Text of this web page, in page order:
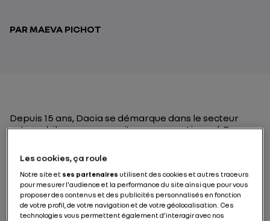
PAR MAEVA PICHOT
Depuis 15 ans, Dacia se démarque dans le secteur
automobile par son esprit peu conventionnel. Dans un
à un vaste public qui a choisi un mode de
consommation plus raisonné. Présente aujourd’hui
dans 44 pays et comptant plus de 7 millions de clients,
Dacia a su évoluer avec son temps et ne compte pas
s’arrêter là.
Les cookies, ça roule
Notre site et ses partenaires utilisent des cookies et autres traceurs
pour mesurer l'audience et la performance du site ainsi que pour vous
proposer des contenus et des publicités personnalisés en fonction
de votre profil, de votre navigation et de votre géolocalisation. Ces
technologies vous permettent également d’interagir avec nos